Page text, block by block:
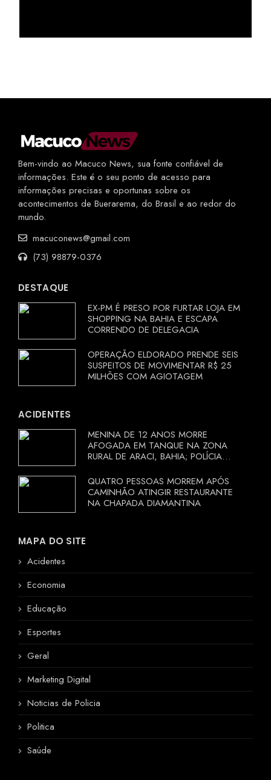
Bem-vindo ao Macuco News, sua fonte confiável de
informações. Este é o seu ponto de acesso para
informações precisas e oportunas sobre os
acontecimentos de Buerarema, do Brasil e ao redor do
mundo.
macuconews@gmail.com
(73) 98879-0376
DESTAQUE
EX-PM É PRESO POR FURTAR LOJA EM
SHOPPING NA BAHIA E ESCAPA
CORRENDO DE DELEGACIA
OPERAÇÃO ELDORADO PRENDE SEIS
SUSPEITOS DE MOVIMENTAR R$ 25
MILHÕES COM AGIOTAGEM
ACIDENTES
MENINA DE 12 ANOS MORRE
AFOGADA EM TANQUE NA ZONA
RURAL DE ARACI, BAHIA; POLÍCIA
QUATRO PESSOAS MORREM APÓS
CAMINHÃO ATINGIR RESTAURANTE
NA CHAPADA DIAMANTINA
MAPA DO SITE
Acidentes
Economia
Educação
Esportes
Geral
Marketing Digital
Noticias de Policia
Politica
Saúde